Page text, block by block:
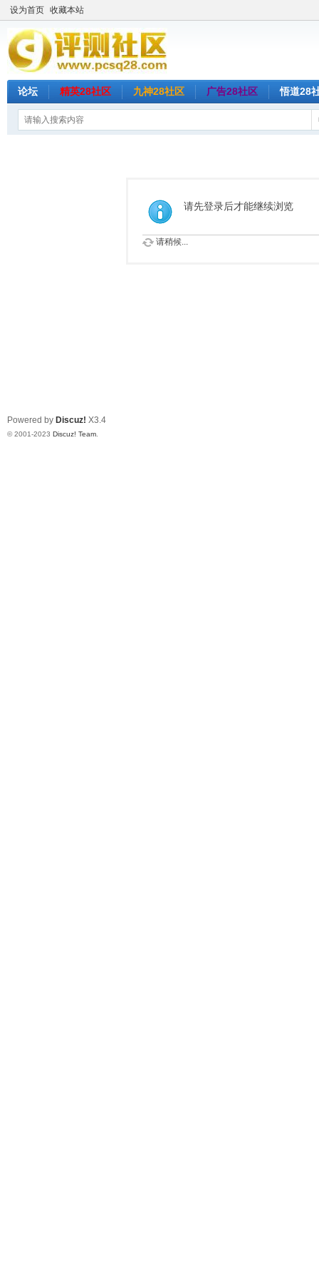
设为首页 收藏本站
论坛 精英28社区 九神28社区 广告28社区 悟道28
请先登录后才能继续浏览
请稍候...
Powered by Discuz! X3.4
© 2001-2023 Discuz! Team